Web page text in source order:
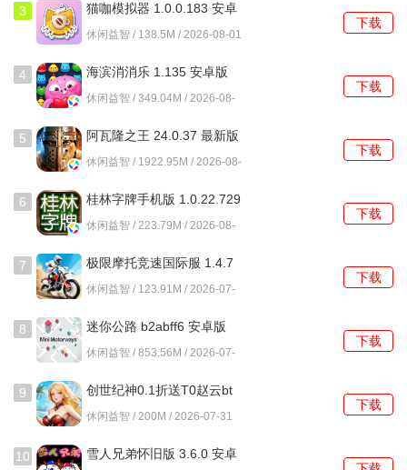
了游戏的策略性与趣味性。
每日签到与活动奖励，玩家只需简单的签到就能获得丰厚的
资源，助力角色成长。
冰雪王座的核心玩法围绕着战斗与合作展开。玩家可以选择
中有丰富的副本和活动供玩家挑战，完成任务后可以获得丰
厚的奖励。丰富的竞技场，让玩家可以在这里一展身手，挑
战其他玩家，争夺荣耀。
玩家可以通过打怪、完成活动等方式获取装备和道具，装备
的掉落率较高，让玩家能够快速提升实力。通过合理的搭配
与组合，玩家可以发挥出更强的战斗能力，打败强大的
Boss，获取稀有奖励。
冰雪王座不仅仅是一款传奇手游，更是一个充满热血与激情
的世界，等待着每一位玩家的加入与探索。无论是老玩家还
是新手，都能在这里找到属于自己的传奇之路，感受那份难
3
猫咖模拟器 1.0.0.183 安卓
版
休闲益智 / 138.5M / 2026-08-01
下载
4 海滨消消乐 1.135 安卓版
休闲益智 / 349.04M / 2026-08-
下载
5 阿瓦隆之王 24.0.37 最新版
休闲益智 / 1922.95M / 2026-08-
下载
6
桂林字牌手机版 1.0.22.729
最新版
休闲益智 / 223.79M / 2026-08-
下载
7
极限摩托竞速国际服 1.4.7
安卓版
休闲益智 / 123.91M / 2026-07-
下载
8 迷你公路 b2abff6 安卓版
休闲益智 / 853.56M / 2026-07-
下载
9
创世纪神0.1折送T0赵云bt
版 v1.0.0 安卓版
休闲益智 / 200M / 2026-07-31
下载
10
雪人兄弟怀旧版 3.6.0 安卓